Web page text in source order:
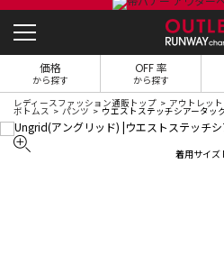
価格
から探す
OFF 率
から探す
レディースファッション通販トップ アウトレッ
ボトムス パンツ ウエストステッチシアータッ
着用サイズ